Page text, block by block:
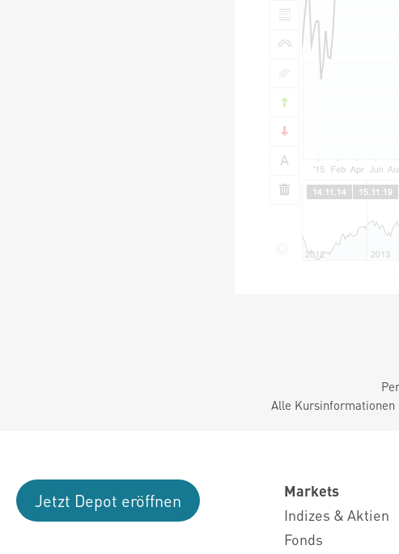
Alle Kursinformationen
Jetzt Depot eröffnen
Markets
Indizes & Aktien
Fonds